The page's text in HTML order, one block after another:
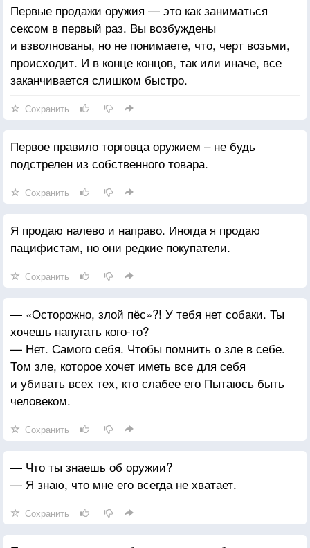
Первые продажи оружия — это как заниматься
сексом в первый раз. Вы возбуждены
и взволнованы, но не понимаете, что, черт возьми,
происходит. И в конце концов, так или иначе, все
заканчивается слишком быстро.
Сохранить
Первое правило торговца оружием – не будь
подстрелен из собственного товара.
Сохранить
Я продаю налево и направо. Иногда я продаю
пацифистам, но они редкие покупатели.
Сохранить
— «Осторожно, злой пёс»?! У тебя нет собаки. Ты
хочешь напугать кого-то?
— Нет. Самого себя. Чтобы помнить о зле в себе.
Том зле, которое хочет иметь все для себя
и убивать всех тех, кто слабее его Пытаюсь быть
человеком.
Сохранить
— Что ты знаешь об оружии?
— Я знаю, что мне его всегда не хватает.
Сохранить